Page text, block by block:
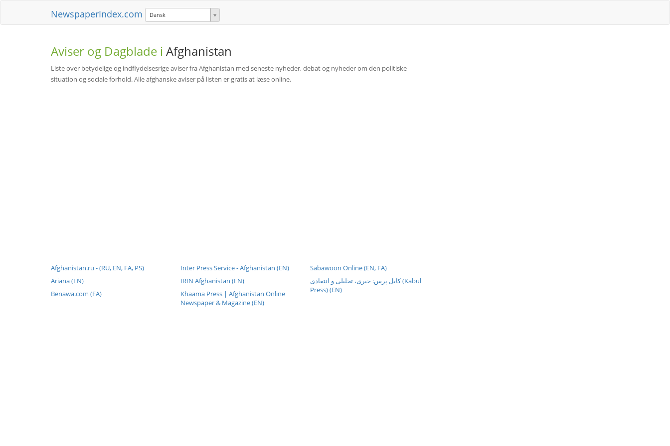
NewspaperIndex.com Dansk
Aviser og Dagblade i Afghanistan
Liste over betydelige og indflydelsesrige aviser fra Afghanistan med seneste nyheder, debat og nyheder om den politiske
situation og sociale forhold. Alle afghanske aviser på listen er gratis at læse online.
Afghanistan.ru - (RU, EN, FA, PS)
Ariana (EN)
Benawa.com (FA)
Inter Press Service - Afghanistan (EN)
IRIN Afghanistan (EN)
Khaama Press | Afghanistan Online
Newspaper & Magazine (EN)
Sabawoon Online (EN, FA)
کابل پرس: خبری، تحليلی و انتقادی (Kabul
Press) (EN)